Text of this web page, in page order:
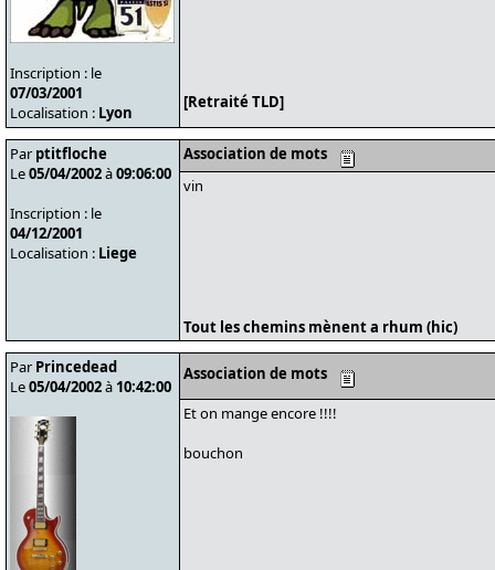
Inscription : le
07/03/2001
Localisation : Lyon
[Retraité TLD]
Par ptitfloche
Le05/04/2002à09:06:00
Inscription : le
04/12/2001
Localisation : Liege
Association de mots
vin
Tout les chemins mènent a rhum (hic)
Par Princedead
Le05/04/2002à 10:42:00
Association de mots
Et on mange encore !!!!
bouchon